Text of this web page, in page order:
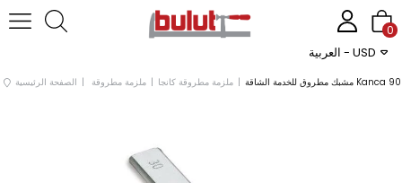
العربية - USD
0
الصفحة الرئيسية ملزمة مطروقة ملزمة مطروقة كانجا